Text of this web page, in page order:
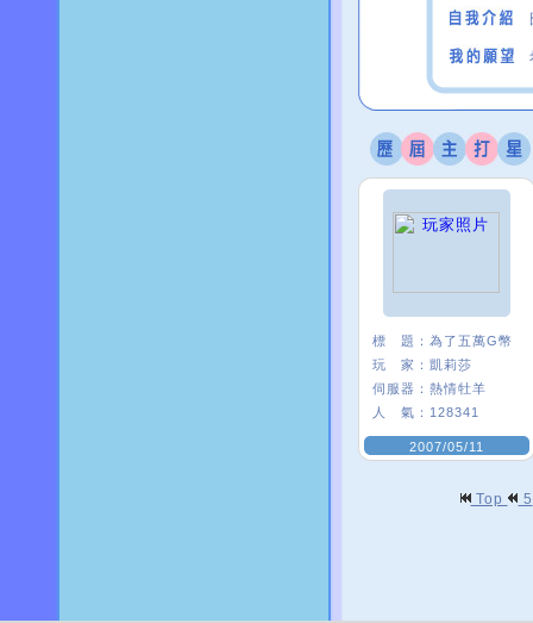
標 題： 為了五萬G幣
玩 家： 凱莉莎
伺服器： 熱情牡羊
人 氣： 128341
2007/05/11
Top 5